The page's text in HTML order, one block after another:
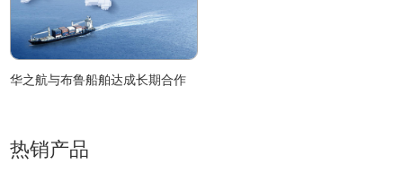
华之航与布鲁船舶达成长期合作
热销产品